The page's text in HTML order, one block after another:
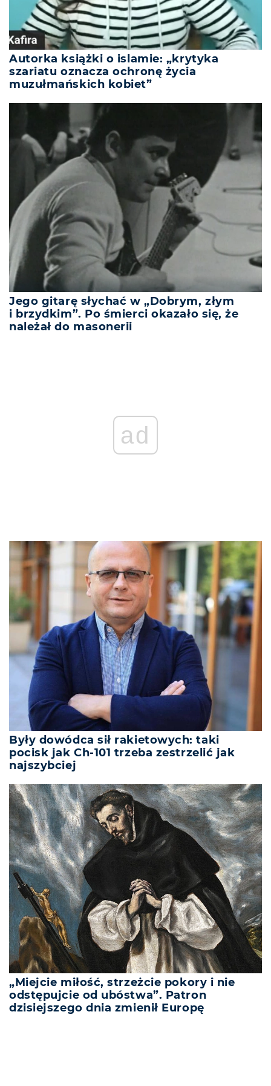
Autorka książki o islamie: „krytyka
szariatu oznacza ochronę życia
muzułmańskich kobiet”
Jego gitarę słychać w „Dobrym, złym
i brzydkim”. Po śmierci okazało się, że
należał do masonerii
ad
Były dowódca sił rakietowych: taki
pocisk jak Ch-101 trzeba zestrzelić jak
najszybciej
„Miejcie miłość, strzeżcie pokory i nie
odstępujcie od ubóstwa”. Patron
dzisiejszego dnia zmienił Europę